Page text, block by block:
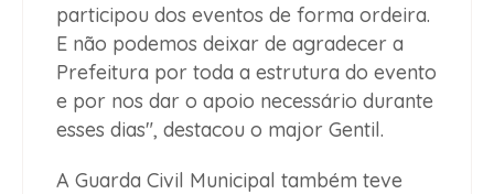
participou dos eventos de forma ordeira.
E não podemos deixar de agradecer a
Prefeitura por toda a estrutura do evento
e por nos dar o apoio necessário durante
esses dias", destacou o major Gentil.
A Guarda Civil Municipal também teve